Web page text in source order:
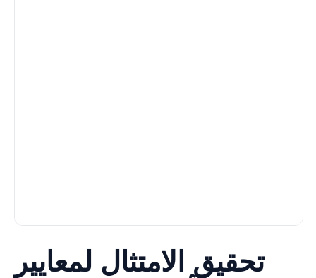
تحقيق الامتثال لمعايير